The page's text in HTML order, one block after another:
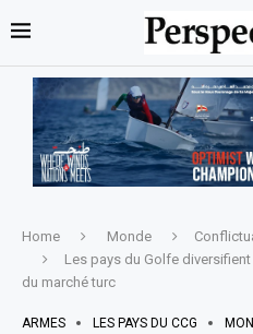
Home Monde
Les pays du Golfe
du marché turc
ARMES LES PAYS DU CCG